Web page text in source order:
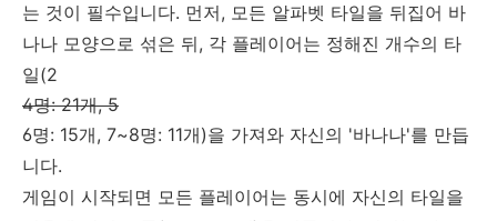
는 것이 필수입니다. 먼저, 모든 알파벳 타일을 뒤집어 바
나나 모양으로 섞은 뒤, 각 플레이어는 정해진 개수의 타
일(2
4명: 21개, 5
6명: 15개, 7~8명: 11개)을 가져와 자신의 '바나나'를 만듭
니다.
게임이 시작되면 모든 플레이어는 동시에 자신의 타일을